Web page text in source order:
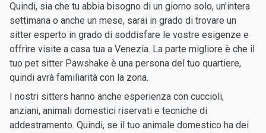
Quindi, sia che tu abbia bisogno di un giorno solo, un'intera
settimana o anche un mese, sarai in grado di trovare un
sitter esperto in grado di soddisfare le vostre esigenze e
offrire visite a casa tua a Venezia. La parte migliore è che il
tuo pet sitter Pawshake è una persona del tuo quartiere,
quindi avrà familiarità con la zona.
I nostri sitters hanno anche esperienza con cuccioli,
anziani, animali domestici riservati e tecniche di
addestramento. Quindi, se il tuo animale domestico ha dei